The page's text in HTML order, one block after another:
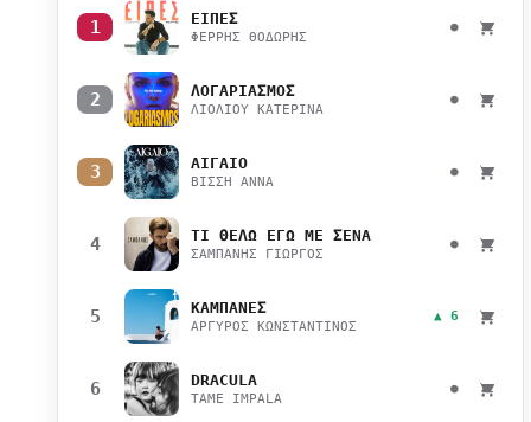
1 ΕΙΠΕΣ
ΦΕΡΡΗΣ ΘΟΔΩΡΗΣ
●
2 ΛΟΓΑΡΙΑΣΜΟΣ
ΛΙΟΛΙΟΥ ΚΑΤΕΡΙΝΑ
●
3 ΑΙΓΑΙΟ
ΒΙΣΣΗ ΑΝΝΑ
●
4 ΤΙ ΘΕΛΩ ΕΓΩ ΜΕ ΣΕΝΑ
ΣΑΜΠΑΝΗΣ ΓΙΩΡΓΟΣ
●
5 ΚΑΜΠΑΝΕΣ
ΑΡΓΥΡΟΣ ΚΩΝΣΤΑΝΤΙΝΟΣ
▲ 6
6 DRACULA
TAME IMPALA
●